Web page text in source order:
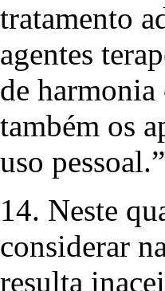
tratamento
agentes
de harmonia
também os
uso pessoal.”
14. Neste
considerar
resulta